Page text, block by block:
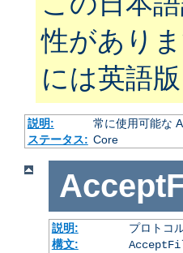
性があり
には英語
説明:
常に使用可能な
ステータス: Core
説明:
プロトコ
構文: